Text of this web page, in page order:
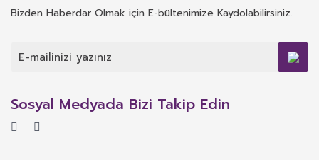
Bizden Haberdar Olmak için E-bültenimize Kaydolabilirsiniz.
Sosyal Medyada Bizi Takip Edin